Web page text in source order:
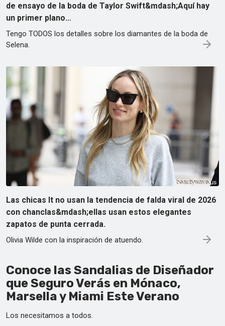
de ensayo de la boda de Taylor Swift&mdash;Aquí hay
un primer plano…
Tengo TODOS los detalles sobre los diamantes de la boda de
Selena.
Las chicas It no usan la tendencia de falda viral de 2026
con chanclas&mdash;ellas usan estos elegantes
zapatos de punta cerrada.
Olivia Wilde con la inspiración de atuendo.
Conoce las Sandalias de Diseñador
que Seguro Verás en Mónaco,
Marsella y Miami Este Verano
Los necesitamos a todos.